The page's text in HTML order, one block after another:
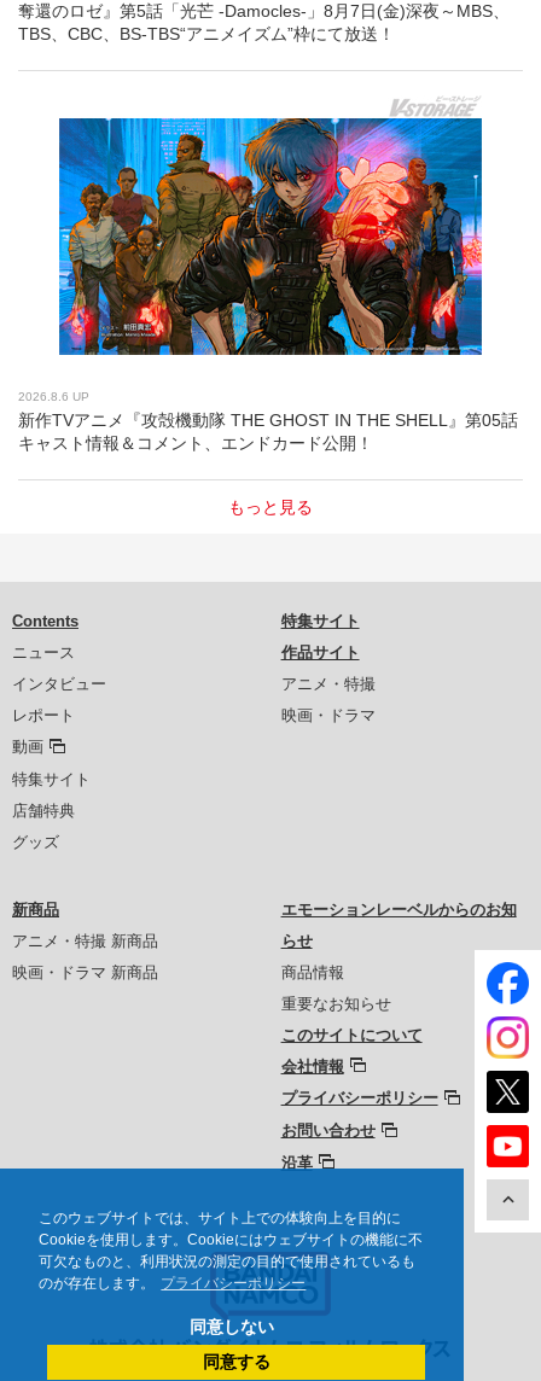
このウェブサイトでは、サイト上での体験向上を目的に
Cookieを使用します。Cookieにはウェブサイトの機能に不
可欠なものと、利用状況の測定の目的で使用されているも
のが存在します。
プライバシーポリシー
同意しない
同意する
奪還のロゼ』第5話「光芒 -Damocles-」8月7日(金)深夜～MBS、
TBS、CBC、BS-TBS“アニメイズム”枠にて放送！
2026.8.6 UP
新作TVアニメ『攻殻機動隊 THE GHOST IN THE SHELL』第05話
キャスト情報＆コメント、エンドカード公開！
もっと見る
Contents
ニュース
インタビュー
レポート
動画
特集サイト
店舗特典
グッズ
特集サイト
作品サイト
アニメ・特撮
映画・ドラマ
新商品
アニメ・特撮 新商品
映画・ドラマ 新商品
エモーションレーベルからのお知
らせ
商品情報
重要なお知らせ
このサイトについて
会社情報
プライバシーポリシー
お問い合わせ
沿革